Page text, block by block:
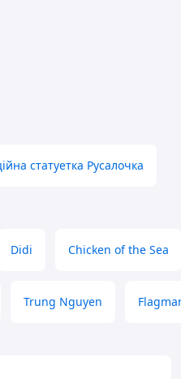
статуетка Русалочка
Didi Chicken of the Sea
Trung Nguyen